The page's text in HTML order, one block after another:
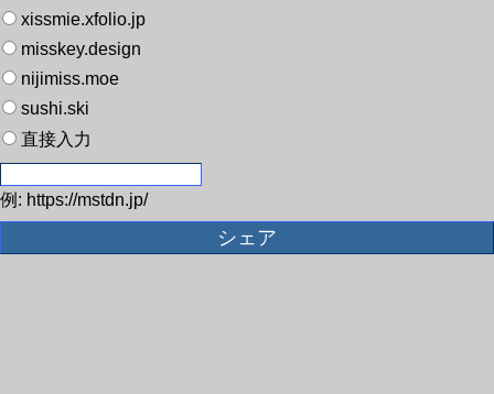
xissmie.xfolio.jp
misskey.design
nijimiss.moe
sushi.ski
直接入力
例: https://mstdn.jp/